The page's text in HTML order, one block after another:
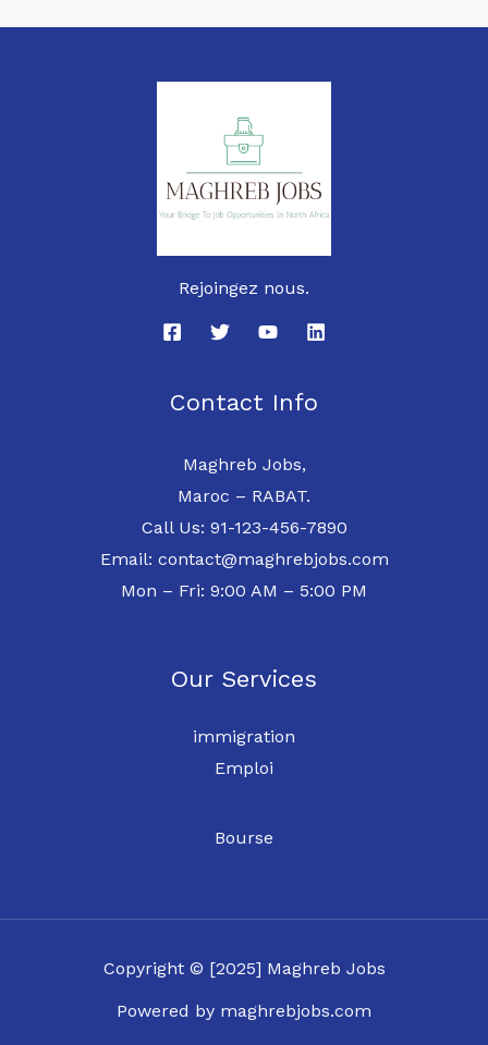
Rejoingez nous.
Contact Info
Maghreb Jobs,
Maroc – RABAT.
Call Us: 91-123-456-7890
Email: contact@maghrebjobs.com
Mon – Fri: 9:00 AM – 5:00 PM
Our Services
immigration
Emploi
Bourse
Copyright © [2025] Maghreb Jobs
Powered by maghrebjobs.com